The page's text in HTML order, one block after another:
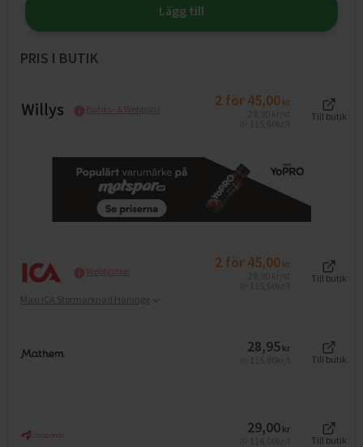
Lägg till
PRIS I BUTIK
Butiks- & Webbpris 2 för 45,00 kr
Till butik
Webbpriser 2 för 45,00 kr
Till butik
Maxi ICA Stormarknad Haninge
28,95 kr
Till butik
29,00 kr
Till butik